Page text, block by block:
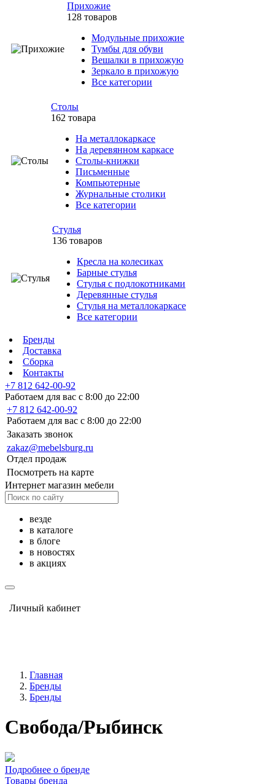
Прихожие
128 товаров
Модульные прихожие
Тумбы для обуви
Вешалки в прихожую
Зеркало в прихожую
Все категории
Столы
162 товара
На металлокаркасе
На деревянном каркасе
Столы-книжки
Письменные
Компьютерные
Журнальные столики
Все категории
Стулья
136 товаров
Кресла на колесиках
Барные стулья
Стулья с подлокотниками
Деревянные стулья
Стулья на металлокаркасе
Все категории
Бренды
Доставка
Сборка
Контакты
+7 812 642-00-92
Работаем для вас с 8:00 до 22:00
+7 812 642-00-92
Работаем для вас с 8:00 до 22:00
Заказать звонок
zakaz@mebelsburg.ru
Отдел продаж
Посмотреть на карте
Интернет магазин мебели
везде
в каталоге
в блоге
в новостях
в акциях
Личный кабинет
Главная
Бренды
Бренды
Свобода/Рыбинск
Подробнее о бренде
Товары бренда